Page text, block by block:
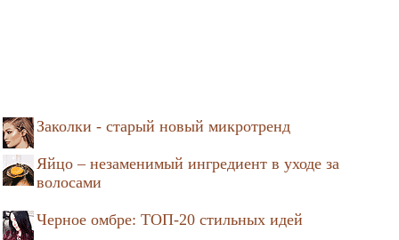
Заколки - старый новый микротренд
Яйцо – незаменимый ингредиент в уходе за
волосами
Черное омбре: ТОП-20 стильных идей